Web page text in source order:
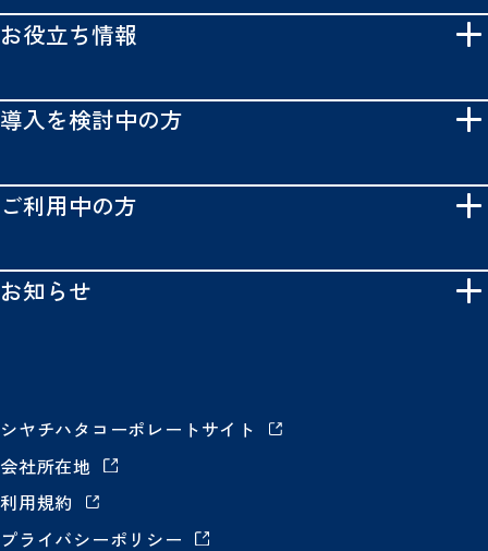
お役立ち情報
導入を検討中の方
ご利用中の方
お知らせ
シヤチハタコーポレートサイト
会社所在地
利用規約
プライバシーポリシー